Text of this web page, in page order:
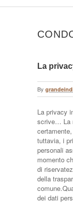
La
By
La privacy
scrive… La
tuttavia, i
personali
momento
di
della
dei dati